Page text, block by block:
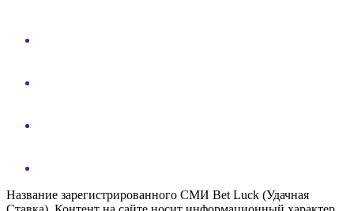
Название зарегистрированного СМИ Bet Luck (Удачная